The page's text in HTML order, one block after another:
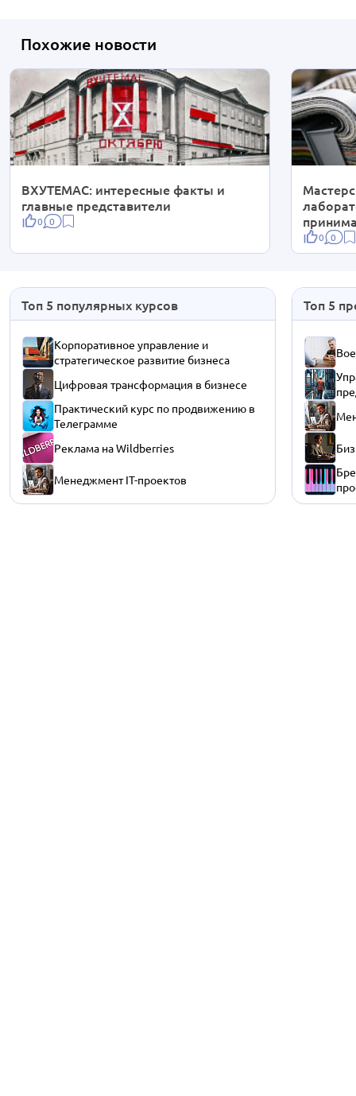
Похожие новости
ВХУТЕМАС: интересные факты и
главные представители
0 0
0 0
Топ 5 популярных курсов
Корпоративное управление и
стратегическое развитие бизнеса
Цифровая трансформация в бизнесе
Практический курс по продвижению в
Телеграмме
Реклама на Wildberries
Менеджмент IT-проектов
Топ 5